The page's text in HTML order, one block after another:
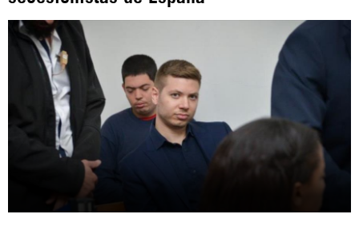
https://www.youtube.com/@nexo_latino